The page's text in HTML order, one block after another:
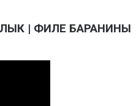
| ФИЛЕ БАРАНИНЫ